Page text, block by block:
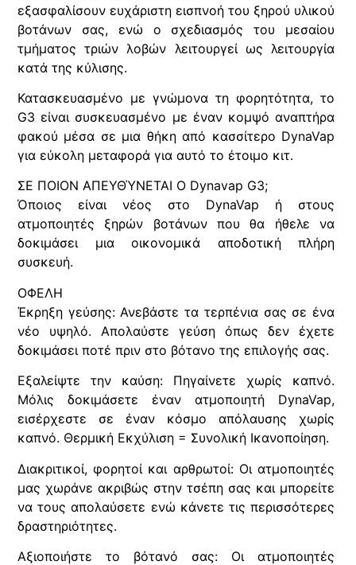
εξασφαλίσουν ευχάριστη εισπνοή του ξηρού υλικού
βοτάνων σας, ενώ ο σχεδιασμός του μεσαίου
τμήματος τριών λοβών λειτουργεί ως λειτουργία
κατά της κύλισης.
Κατασκευασμένο με γνώμονα τη φορητότητα, το
G3 είναι συσκευασμένο με έναν κομψό αναπτήρα
φακού μέσα σε μια θήκη από κασσίτερο DynaVap
για εύκολη μεταφορά για αυτό το έτοιμο κιτ.
ΣΕ ΠΟΙΟΝ ΑΠΕΥΘΎΝΕΤΑΙ Ο Dynavap G3;
Όποιος είναι νέος στο DynaVap ή στους
ατμοποιητές ξηρών βοτάνων που θα ήθελε να
δοκιμάσει μια οικονομικά αποδοτική πλήρη
συσκευή.
ΟΦΕΛΗ
Έκρηξη γεύσης: Ανεβάστε τα τερπένια σας σε ένα
νέο υψηλό. Απολαύστε γεύση όπως δεν έχετε
δοκιμάσει ποτέ πριν στο βότανο της επιλογής σας.
Εξαλείψτε την καύση: Πηγαίνετε χωρίς καπνό.
Μόλις δοκιμάσετε έναν ατμοποιητή DynaVap,
εισέρχεστε σε έναν κόσμο απόλαυσης χωρίς
καπνό. Θερμική Εκχύλιση = Συνολική Ικανοποίηση.
Διακριτικοί, φορητοί και αρθρωτοί: Οι ατμοποιητές
μας χωράνε ακριβώς στην τσέπη σας και μπορείτε
να τους απολαύσετε ενώ κάνετε τις περισσότερες
δραστηριότητες.
Αξιοποιήστε το βότανό σας: Οι ατμοποιητές